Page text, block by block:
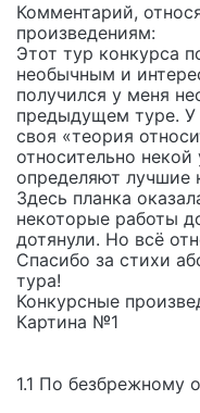
Комментарий,
произведениям:
Этот тур конкурса
необычным и
получился у меня
предыдущем туре. У
своя «теория
относительно
определяют лучшие
Здесь планка
некоторые работы
дотянули. Но всё
Спасибо за стихи
тура!
Конкурсные
Картина №1
1.1 По безбрежному